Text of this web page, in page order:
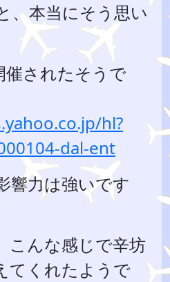
、本当にそう思い
催されたそうで
hl?
dal-ent
響力は強いです
こんな感じで辛坊
てくれたようで